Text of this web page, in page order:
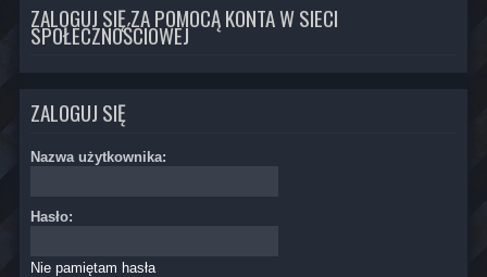
ZALOGUJ SIĘ ZA POMOCĄ KONTA W SIECI
SPOŁECZNOŚCIOWEJ
ZALOGUJ SIĘ
Nazwa użytkownika:
Hasło:
Nie pamiętam hasła